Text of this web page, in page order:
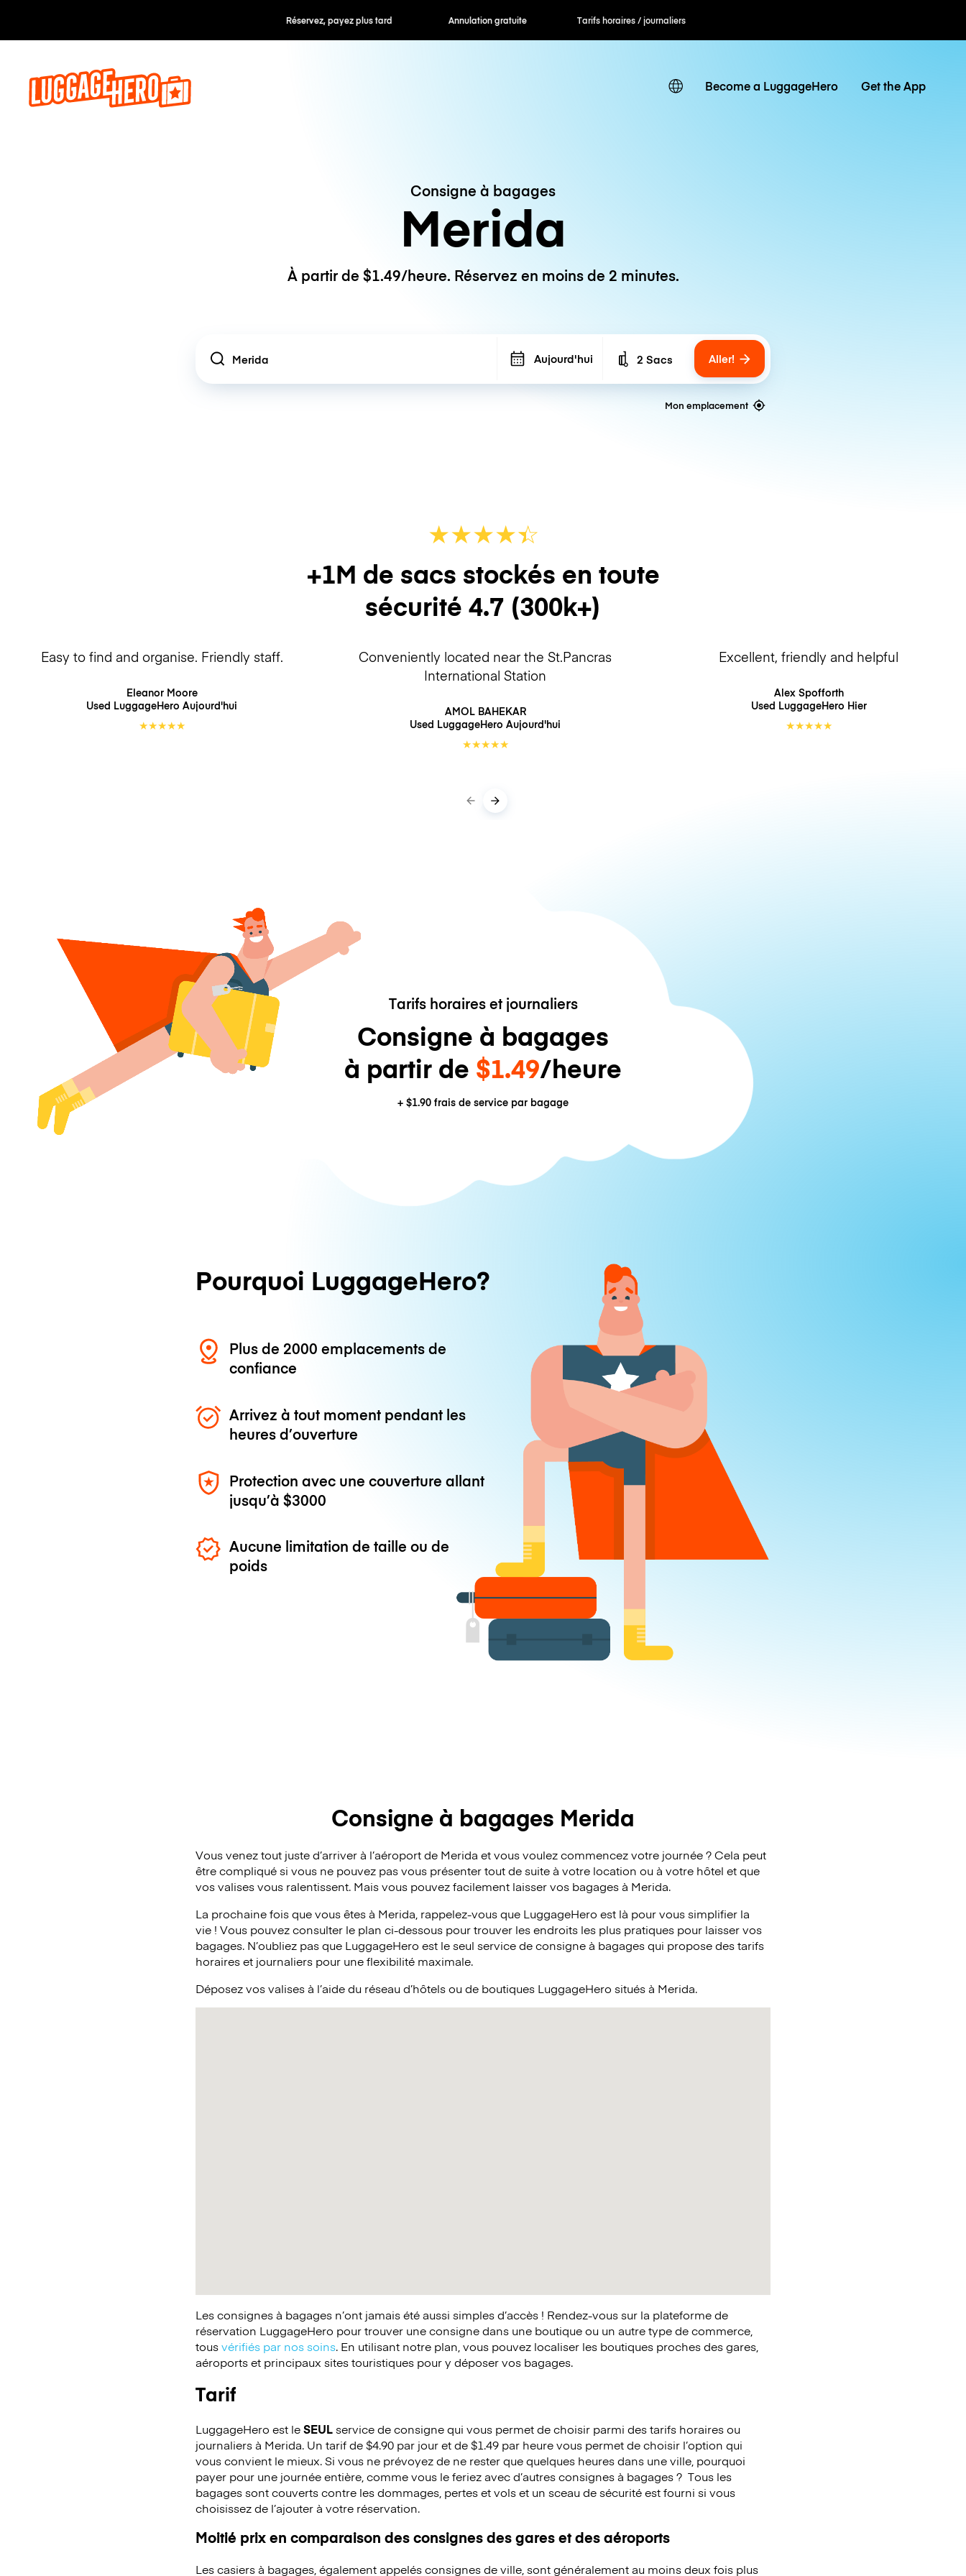
Réservez, payez plus tard Annulation gratuite Tarifs horaires / journaliers
Become a LuggageHero Get the App
Consigne à bagages
Merida
À partir de $1.49/heure. Réservez en moins de 2 minutes.
Location Aujourd'hui Number of bags
2 Sacs Aller!
Mon emplacement
★★★★☆
★
+1M de sacs stockés en toute
sécurité 4.7 (300k+)
Easy to find and organise. Friendly staff.
Eleanor Moore
Used LuggageHero Aujourd'hui
★★★★★
Conveniently located near the St.Pancras
International Station
AMOL BAHEKAR
Used LuggageHero Aujourd'hui
★★★★★
Excellent, friendly and helpful
Alex Spofforth
Used LuggageHero Hier
★★★★★
Tarifs horaires et journaliers
Consigne à bagages
à partir de $1.49/heure
+ $1.90 frais de service par bagage
Pourquoi LuggageHero?
Plus de 2000 emplacements de
confiance
Arrivez à tout moment pendant les
heures d’ouverture
Protection avec une couverture allant
jusqu’à$3000
Aucune limitation de taille ou de
poids
Consigne à bagages Merida
Vous venez tout juste d’arriver à l’aéroport de Merida et vous voulez commencez votre journée ? Cela peut
être compliqué si vous ne pouvez pas vous présenter tout de suite à votre location ou à votre hôtel et que
vos valises vous ralentissent. Mais vous pouvez facilement laisser vos bagages à Merida.
La prochaine fois que vous êtes à Merida, rappelez-vous que LuggageHero est là pour vous simplifier la
vie ! Vous pouvez consulter le plan ci-dessous pour trouver les endroits les plus pratiques pour laisser vos
bagages. N’oubliez pas que LuggageHero est le seul service de consigne à bagages qui propose des tarifs
horaires et journaliers pour une flexibilité maximale.
Déposez vos valises à l’aide du réseau d’hôtels ou de boutiques LuggageHero situés à Merida.
Les consignes à bagages n’ont jamais été aussi simples d’accès ! Rendez-vous sur la plateforme de
réservation LuggageHero pour trouver une consigne dans une boutique ou un autre type de commerce,
tousvérifiés par nos soins. En utilisant notre plan, vous pouvez localiser les boutiques proches des gares,
aéroports et principaux sites touristiques pour y déposer vos bagages.
Tarif
LuggageHero est leSEULservice de consigne qui vous permet de choisir parmi des tarifs horaires ou
journaliers à Merida. Un tarif de $4.90 par jour et de $1.49 par heure vous permet de choisir l’option qui
vous convient le mieux. Si vous ne prévoyez de ne rester que quelques heures dans une ville, pourquoi
payer pour une journée entière, comme vous le feriez avec d’autres consignes à bagages ? Tous les
bagages sont couverts contre les dommages, pertes et vols et un sceau de sécurité est fourni si vous
choisissez de l’ajouter à votre réservation.
Moitié prix en comparaison des consignes des gares et des aéroports
Les casiers à bagages, également appelés consignes de ville, sont généralement au moins deux fois plus